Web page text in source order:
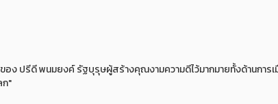
ปรีดี พนมยงค์ รัฐบุรุษผู้สร้างคุณงามความดีไว้มากมายทั้งด้านการเ
ก"